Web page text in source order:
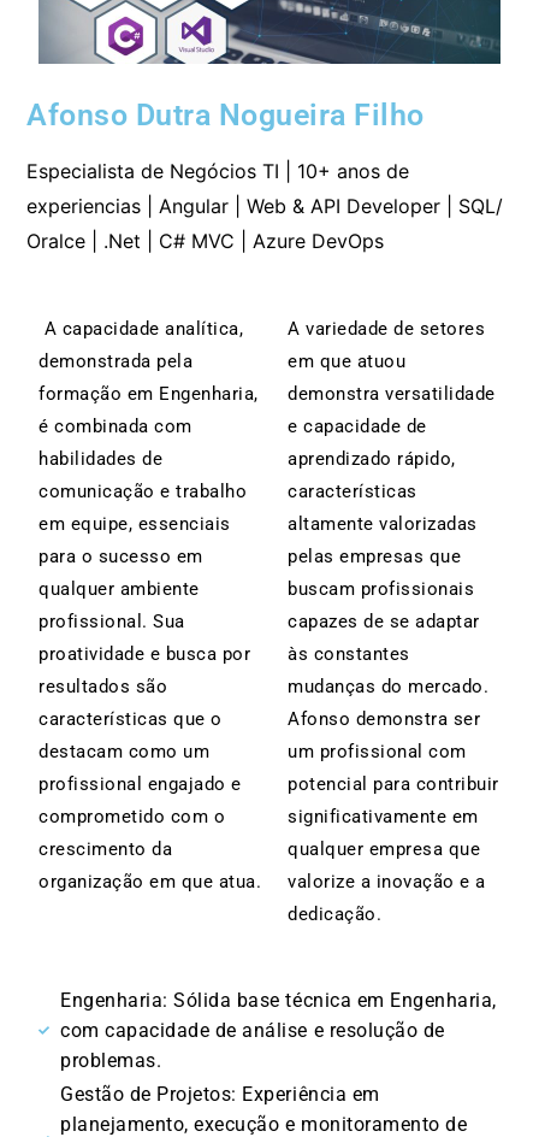
Afonso Dutra Nogueira Filho
Especialista de Negócios TI | 10+ anos de
experiencias | Angular | Web & API Developer | SQL/
Oralce | .Net | C# MVC | Azure DevOps
A capacidade analítica,
demonstrada pela
formação em Engenharia,
é combinada com
habilidades de
comunicação e trabalho
em equipe, essenciais
para o sucesso em
qualquer ambiente
profissional. Sua
proatividade e busca por
resultados são
características que o
destacam como um
profissional engajado e
comprometido com o
crescimento da
organização em que atua.
A variedade de setores
em que atuou
demonstra versatilidade
e capacidade de
aprendizado rápido,
características
altamente valorizadas
pelas empresas que
buscam profissionais
capazes de se adaptar
às constantes
mudanças do mercado.
Afonso demonstra ser
um profissional com
potencial para contribuir
significativamente em
qualquer empresa que
valorize a inovação e a
dedicação.
Engenharia: Sólida base técnica em Engenharia,
com capacidade de análise e resolução de
problemas.
Gestão de Projetos: Experiência em
planejamento, execução e monitoramento de